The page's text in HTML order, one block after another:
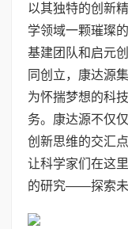
以其独特的创新
学领域一颗璀璨
基建团队和启元
同创立，康达源
为怀揣梦想的科
务。康达源不仅
创新思维的交汇
让科学家们在这
的研究——探索未